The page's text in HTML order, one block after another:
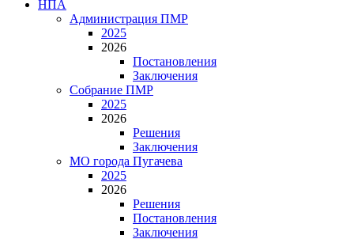
НПА
Администрация ПМР
2025
2026
Постановления
Заключения
Собрание ПМР
2025
2026
Решения
Заключения
МО города Пугачева
2025
2026
Решения
Постановления
Заключения